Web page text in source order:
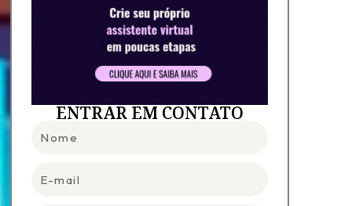
ENTRAR EM CONTATO